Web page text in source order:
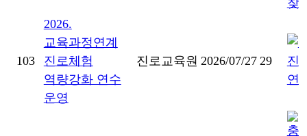
103
2026.
교육과정연계
진로체험
역량강화 연수
운영
진로교육원 2026/07/27 29